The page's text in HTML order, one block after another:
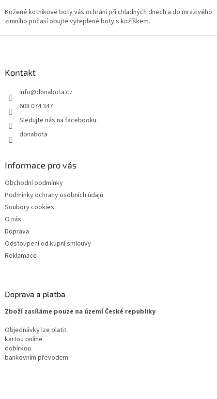
a
c
v
á
n
í
Kožené kotníkové boty vás ochrání při chladných dnech a do mrazivého
zimního počasí obujte vyteplené boty s kožíškem.
Kontakt
info@donabota.cz
608 074 347
Sledujte nás na facebooku.
donabota
Informace pro vás
Obchodní podmínky
Podmínky ochrany osobních údajů
Soubory cookies
O nás
Doprava
Odstoupení od kupní smlouvy
Reklamace
Doprava a platba
Zboží zasíláme pouze na území České republiky
Objednávky lze platit:
kartou online
dobírkou
bankovním převodem